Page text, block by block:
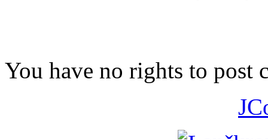
You have no rights to post